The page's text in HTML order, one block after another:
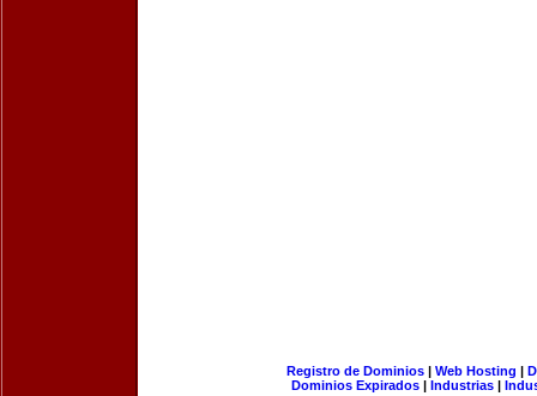
Registro de Dominios| Web Hosting |
Dominios Expirados | Industrias |